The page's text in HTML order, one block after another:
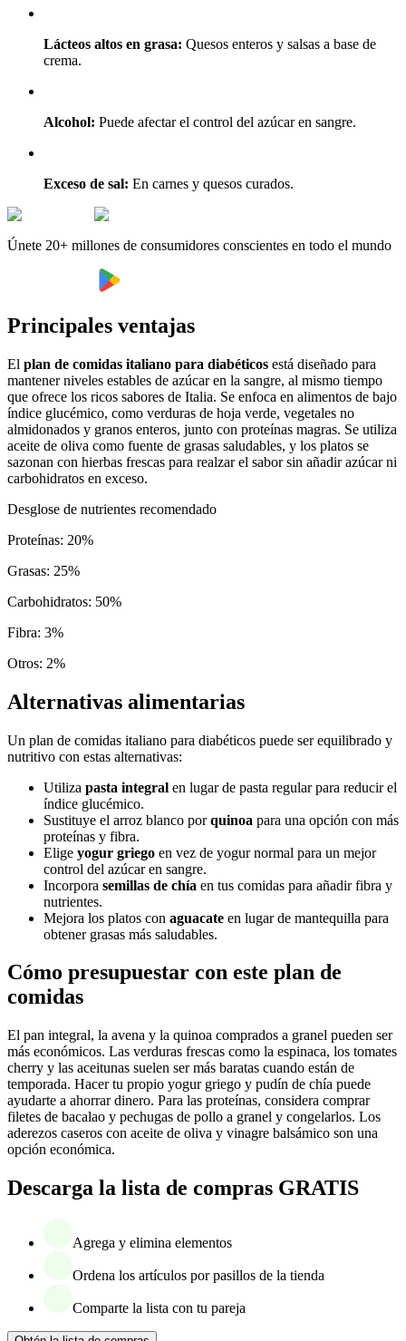
Lácteos altos en grasa: Quesos enteros y salsas a base de
crema.
Alcohol: Puede afectar el control del azúcar en sangre.
Exceso de sal: En carnes y quesos curados.
Únete 20+ millones de consumidores conscientes en todo el mundo
Principales ventajas
El plan de comidas italiano para diabéticos está diseñado para
mantener niveles estables de azúcar en la sangre, al mismo tiempo
que ofrece los ricos sabores de Italia. Se enfoca en alimentos de bajo
índice glucémico, como verduras de hoja verde, vegetales no
almidonados y granos enteros, junto con proteínas magras. Se utiliza
aceite de oliva como fuente de grasas saludables, y los platos se
sazonan con hierbas frescas para realzar el sabor sin añadir azúcar ni
carbohidratos en exceso.
Desglose de nutrientes recomendado
Proteínas: 20%
Grasas: 25%
Carbohidratos: 50%
Fibra: 3%
Otros: 2%
Alternativas alimentarias
Un plan de comidas italiano para diabéticos puede ser equilibrado y
nutritivo con estas alternativas:
Utiliza pasta integral en lugar de pasta regular para reducir el
índice glucémico.
Sustituye el arroz blanco porquinoa para una opción con más
proteínas y fibra.
Elige yogur griego en vez de yogur normal para un mejor
control del azúcar en sangre.
Incorpora semillas de chía en tus comidas para añadir fibra y
nutrientes.
Mejora los platos con aguacate en lugar de mantequilla para
obtener grasas más saludables.
Cómo presupuestar con este plan de
comidas
El pan integral, la avena y la quinoa comprados a granel pueden ser
más económicos. Las verduras frescas como la espinaca, los tomates
cherry y las aceitunas suelen ser más baratas cuando están de
temporada. Hacer tu propio yogur griego y pudín de chía puede
ayudarte a ahorrar dinero. Para las proteínas, considera comprar
filetes de bacalao y pechugas de pollo a granel y congelarlos. Los
aderezos caseros con aceite de oliva y vinagre balsámico son una
opción económica.
Descarga la lista de compras GRATIS
Agrega y elimina elementos
Ordena los artículos por pasillos de la tienda
Comparte la lista con tu pareja